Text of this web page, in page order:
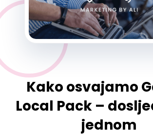
Kako osvajamo
Local Pack –
jednom